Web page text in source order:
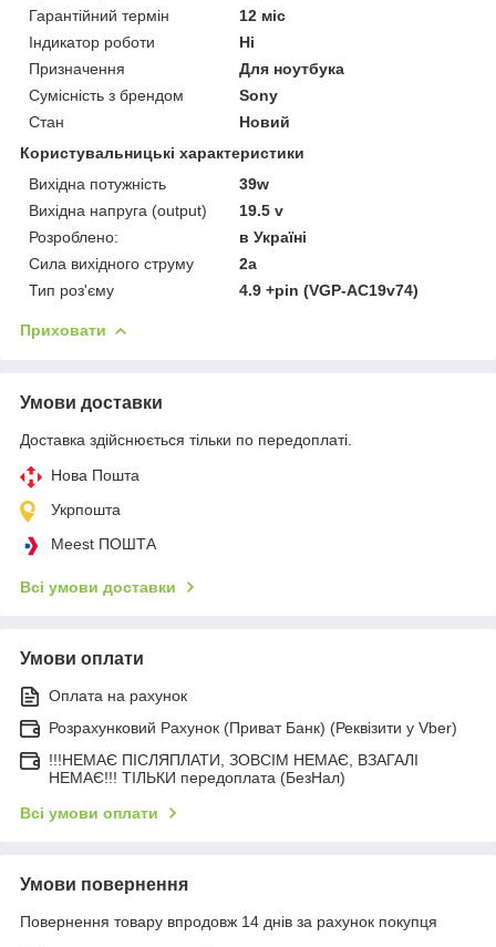
Гарантійний термін
12 міс
Індикатор роботи
Ні
Призначення
Для ноутбука
Сумісність з брендом
Sony
Стан
Новий
Користувальницькі характеристики
Вихідна потужність
39w
Вихідна напруга (output)
19.5 v
Розроблено:
в Україні
Сила вихідного струму
2a
Тип роз'єму
4.9 +pin (VGP-AC19v74)
Приховати
Умови доставки
Доставка здійснюється тільки по передоплаті.
Нова Пошта
Укрпошта
Meest ПОШТА
Всі умови доставки
Умови оплати
Оплата на рахунок
Розрахунковий Рахунок (Приват Банк) (Реквізити у Vber)
!!!НЕМАЄ ПІСЛЯПЛАТИ, ЗОВСІМ НЕМАЄ, ВЗАГАЛІ
НЕМАЄ!!! ТІЛЬКИ передоплата (БезНал)
Всі умови оплати
Умови повернення
Повернення товару впродовж 14 днів за рахунок покупця